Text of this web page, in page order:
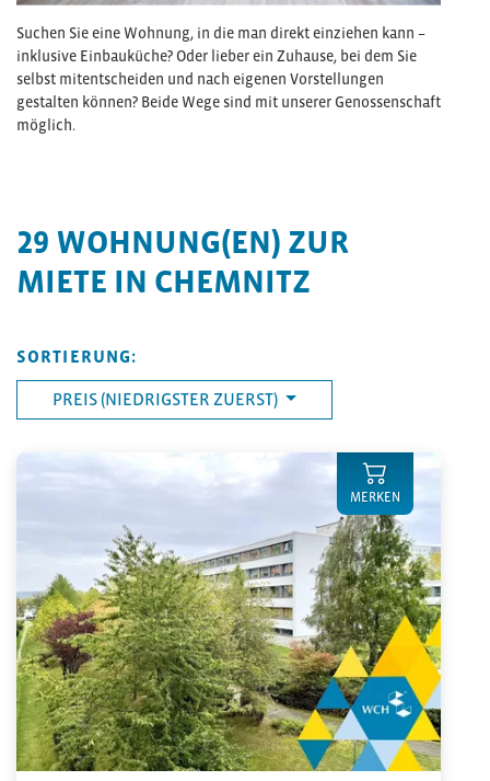
Suchen Sie eine Wohnung, in die man direkt einziehen kann –
inklusive Einbauküche? Oder lieber ein Zuhause, bei dem Sie
selbst mitentscheiden und nach eigenen Vorstellungen
gestalten können? Beide Wege sind mit unserer Genossenschaft
möglich.
29 WOHNUNG(EN) ZUR
MIETE IN CHEMNITZ
SORTIERUNG:
PREIS (NIEDRIGSTER ZUERST)
MERKEN